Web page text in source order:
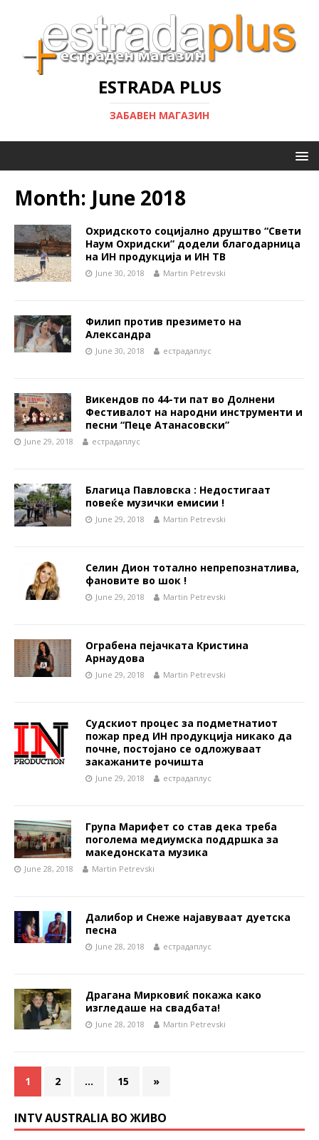
ESTRADA PLUS
ЗАБАВЕН МАГАЗИН
Month: June 2018
Охридското социјално друштво “Свети
Наум Охридски” додели благодарница
на ИН продукција и ИН ТВ
June 30, 2018 Martin Petrevski
Филип против презимето на
Александра
June 30, 2018 естрадаплус
Викендов по 44-ти пат во Долнени
Фестивалот на народни инструменти и
песни “Пеце Атанасовски”
June 29, 2018 естрадаплус
Благица Павловска : Недостигаат
повеќе музички емисии !
June 29, 2018 Martin Petrevski
Селин Дион тотално непрепознатлива,
фановите во шок !
June 29, 2018 Martin Petrevski
Ограбена пејачката Кристина
Арнаудова
June 29, 2018 Martin Petrevski
Судскиот процес за подметнатиот
пожар пред ИН продукција никако да
почне, постојано се одложуваат
закажаните рочишта
June 29, 2018 естрадаплус
Група Марифет со став дека треба
поголема медиумска поддршка за
македонската музика
June 28, 2018 Martin Petrevski
Далибор и Снеже најавуваат дуетска
песна
June 28, 2018 естрадаплус
Драгана Мирковиќ покажа како
изгледаше на свадбата!
June 28, 2018 Martin Petrevski
1 2 … 15 »
INTV AUSTRALIA ВО ЖИВО